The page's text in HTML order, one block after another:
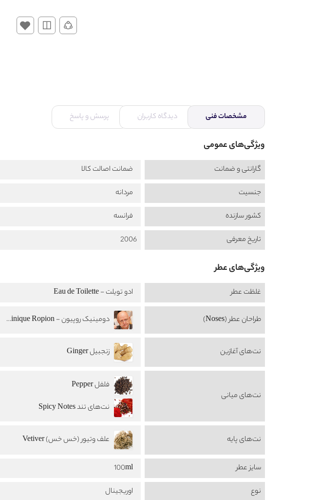
مشخصات فنی دیدگاه کاربران پرسش و پاسخ
ویژگی‌های عمومی
گارانتی و ضمانت
ضمانت اصالت کالا
جنسیت
مردانه
کشور سازنده
فرانسه
تاریخ معرفی
2006
ویژگی‌های عطر
غلظت عطر ادو تویلت - Eau de Toilette
طراحان عطر (Noses) دومینیک روپیون - Dominique Ropion
نت‌های آغازین زنجبیل Ginger
نت‌های میانی
فلفل Pepper
نت‌های تند Spicy Notes
نت‌های پایه علف وتیور (خس خس) Vetiver
سایز عطر
100ml
نوع
اوریجینال